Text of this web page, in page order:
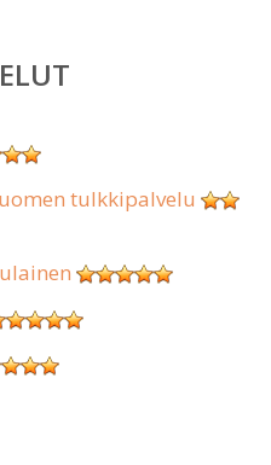
tulkkipalvelu